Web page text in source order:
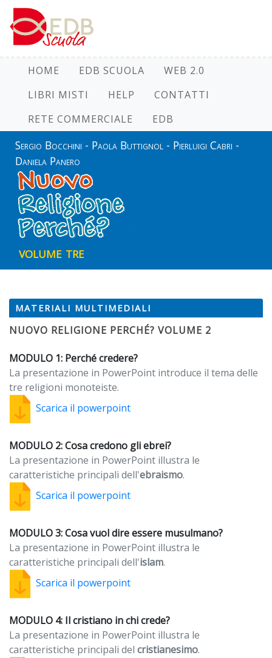
HOME EDB SCUOLA
WEB 2.0
LIBRI MISTI
HELP
CONTATTI
RETE COMMERCIALE
EDB
Sergio Bocchini - Paola Buttignol - Pierluigi Cabri -
Daniela Panero
volume tre
MATERIALI MULTIMEDIALI
NUOVO RELIGIONE PERCHÉ? VOLUME 2
MODULO 1: Perché credere?
La presentazione in PowerPoint introduce il tema delle
tre religioni monoteiste.
Scarica il powerpoint
MODULO 2: Cosa credono gli ebrei?
La presentazione in PowerPoint illustra le
caratteristiche principali dell'ebraismo.
Scarica il powerpoint
MODULO 3: Cosa vuol dire essere musulmano?
La presentazione in PowerPoint illustra le
caratteristiche principali dell'islam.
Scarica il powerpoint
MODULO 4: Il cristiano in chi crede?
La presentazione in PowerPoint illustra le
caratteristiche principali del cristianesimo.